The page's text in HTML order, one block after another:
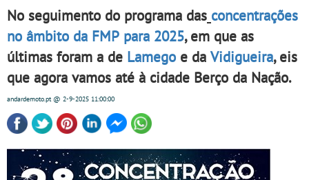
No seguimento do programa das concentrações
no âmbito da FMP para 2025, em que as
últimas foram a de Lamego e da Vidigueira, eis
que agora vamos até à cidade Berço da Nação.
andardemoto.pt@ 2-9-2025 11:00:00